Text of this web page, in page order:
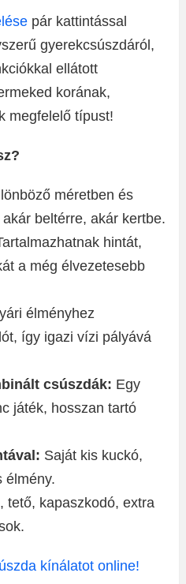
pár kattintással
gyerekcsúszdáról,
ellátott
korának,
megfelelő típust!
méretben és
beltérre, akár kertbe.
hintát,
a még élvezetesebb
élményhez
így igazi vízi pályává
csúszdák: Egy
játék, hosszan tartó
Saját kis kuckó,
élmény.
tető, kapaszkodó, extra
kínálatot online!